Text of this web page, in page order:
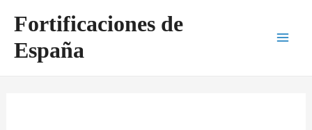
contenido
Fortificaciones de
España